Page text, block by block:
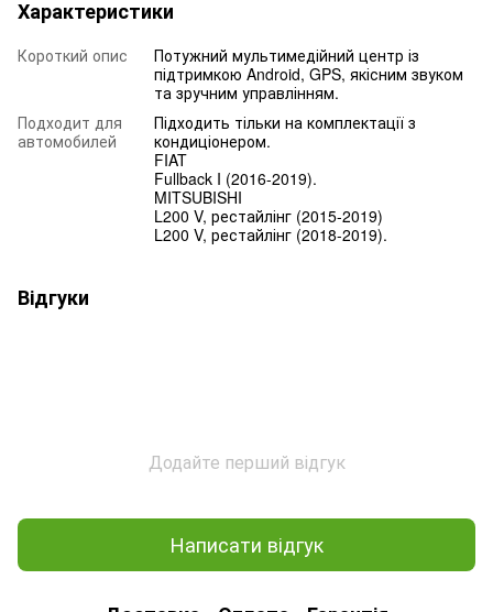
Характеристики
Короткий опис
Потужний мультимедійний центр із
підтримкою Android, GPS, якісним звуком
та зручним управлінням.
Подходит для
автомобилей
Підходить тільки на комплектації з
кондиціонером.
FIAT
Fullback I (2016-2019).
MITSUBISHI
L200 V, рестайлінг (2015-2019)
L200 V, рестайлінг (2018-2019).
Відгуки
Додайте перший відгук
Написати відгук